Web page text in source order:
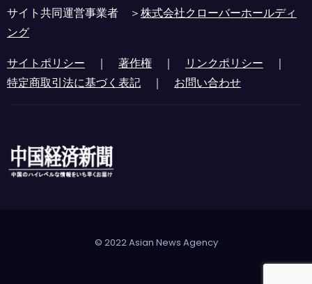
サイト共同運営事業者 ＞株式会社クローバーホールディ
ング
サイトポリシー ｜ 著作権 ｜ リンクポリシー ｜
特定商取引法に基づく表記 ｜ お問い合わせ
© 2022 Asian News Agency